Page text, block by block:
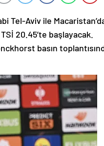
Tel-Aviv ile
20.45’te başlayacak.
basın